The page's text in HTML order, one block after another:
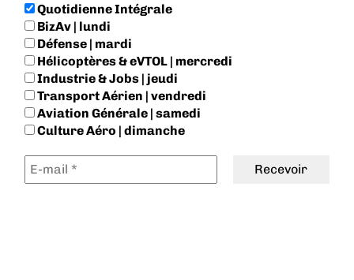
Quotidienne Intégrale
BizAv | lundi
Défense | mardi
Hélicoptères & eVTOL | mercredi
Industrie & Jobs | jeudi
Transport Aérien | vendredi
Aviation Générale | samedi
Culture Aéro | dimanche